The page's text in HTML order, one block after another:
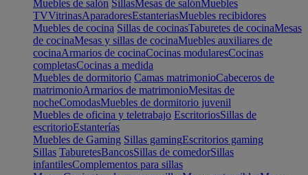
Muebles de salón SillasMesas de salónMuebles
TVVitrinasAparadoresEstanteriasMuebles recibidores
Muebles de cocina Sillas de cocinasTaburetes de cocinaMesas
de cocinaMesas y sillas de cocinaMuebles auxiliares de
cocinaArmarios de cocinaCocinas modularesCocinas
completasCocinas a medida
Muebles de dormitorio Camas matrimonioCabeceros de
matrimonioArmarios de matrimonioMesitas de
nocheComodasMuebles de dormitorio juvenil
Muebles de oficina y teletrabajo EscritoriosSillas de
escritorioEstanterías
Muebles de Gaming Sillas gamingEscritorios gaming
Sillas TaburetesBancosSillas de comedorSillas
infantilesComplementos para sillas